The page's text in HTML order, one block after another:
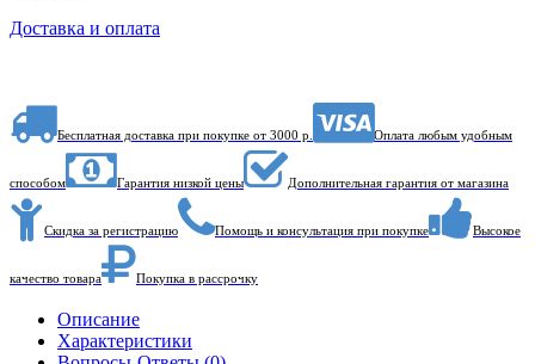
Доставка и оплата
Бесплатная доставка при покупке от 3000 р. Оплата любым удобным
способом Гарантия низкой цены Дополнительная гарантия от магазина
Скидка за регистрацию Помощь и консультация при покупке Высокое
качество товара Покупка в рассрочку
Описание
Характеристики